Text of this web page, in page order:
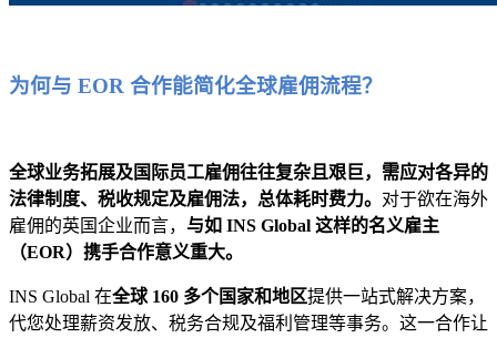
为何与 EOR 合作能简化全球雇佣流程？
全球业务拓展及国际员工雇佣往往复杂且艰巨，需应对各异的
法律制度、税收规定及雇佣法，总体耗时费力。 对于欲在海外
雇佣的英国企业而言， 与如 INS Global 这样的名义雇主
（EOR）携手合作意义重大。
INS Global 在全球 160 多个国家和地区提供一站式解决方案，
代您处理薪资发放、税务合规及福利管理等事务。这一合作让